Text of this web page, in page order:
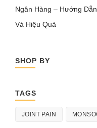
Ngân Hàng – Hướng
Và Hiệu Quả
SHOP BY
TAGS
JOINT PAIN